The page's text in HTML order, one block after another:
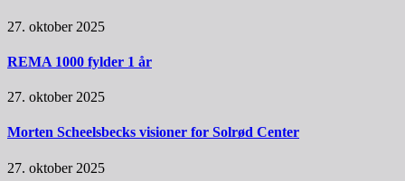
27. oktober 2025
REMA 1000 fylder 1 år
27. oktober 2025
Morten Scheelsbecks visioner for Solrød Center
27. oktober 2025